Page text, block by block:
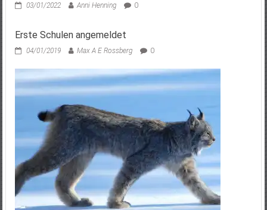
03/01/2022 Anni Henning 0
Erste Schulen angemeldet
04/01/2019 Max A E Rossberg 0